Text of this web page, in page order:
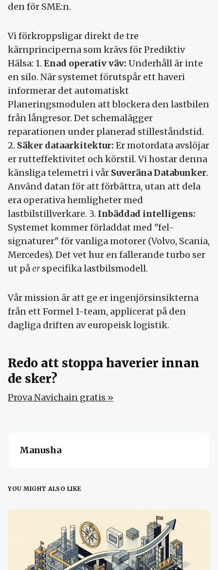
den för SME:n.
Vi förkroppsligar direkt de tre
kärnprinciperna som krävs för Prediktiv
Hälsa: 1. Enad operativ väv: Underhåll är inte
en silo. När systemet förutspår ett haveri
informerar det automatiskt
Planeringsmodulen att blockera den lastbilen
från långresor. Det schemalägger
reparationen under planerad stilleståndstid.
2. Säker dataarkitektur: Er motordata avslöjar
er rutteffektivitet och körstil. Vi hostar denna
känsliga telemetri i vår Suveräna Databunker.
Använd datan för att förbättra, utan att dela
era operativa hemligheter med
lastbilstillverkare. 3. Inbäddad intelligens:
Systemet kommer förladdat med "fel-
signaturer" för vanliga motorer (Volvo, Scania,
Mercedes). Det vet hur en fallerande turbo ser
ut påerspecifika lastbilsmodell.
Vår mission är att ge er ingenjörsinsikterna
från ett Formel 1-team, applicerat på den
dagliga driften av europeisk logistik.
Redo att stoppa haverier innan
de sker?
Prova Navichain gratis »
Manusha
YOU MIGHT ALSO LIKE